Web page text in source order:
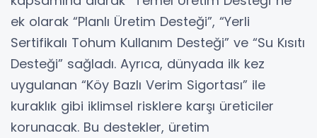
ek olarak “Planlı Üretim Desteği”, “Yerli
Sertifikalı Tohum Kullanım Desteği” ve “Su Kısıtı
Desteği” sağladı. Ayrıca, dünyada ilk kez
uygulanan “Köy Bazlı Verim Sigortası” ile
kuraklık gibi iklimsel risklere karşı üreticiler
korunacak. Bu destekler, üretim